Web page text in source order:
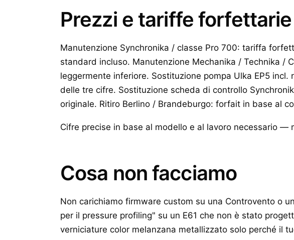
Prezzi e tariffe forfettarie
Manutenzione Synchronika / classe Pro 700: tariffa
standard incluso. Manutenzione Mechanika / Technika /
leggermente inferiore. Sostituzione pompa Ulka EP5
delle tre cifre. Sostituzione scheda di controllo
originale. Ritiro Berlino / Brandeburgo: forfait in base al
Cifre precise in base al modello e al lavoro necessario
Cosa non facciamo
Non carichiamo firmware custom su una Controvento o
per il pressure profiling" su un E61 che non è stato
verniciature color melanzana metallizzato solo perché il